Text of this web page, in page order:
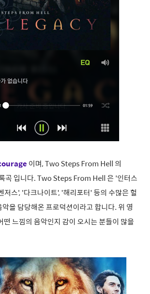
이며, Two Steps From Hell 의
곡 입니다. Two Steps From Hell 은 '인터스
저스', '다크나이트', '해리포터' 등의 수많은 헐
을 담당해온 프로덕션이라고 합니다. 위 영
떤 느낌의 음악인지 감이 오시는 분들이 많을